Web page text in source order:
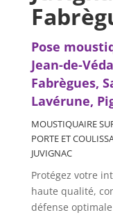
Pose
Jean-de-
Fabrègues,
Lavérune,
MOUSTIQUAIRE
PORTE ET
JUVIGNAC
Protégez votre
haute qualité,
défense